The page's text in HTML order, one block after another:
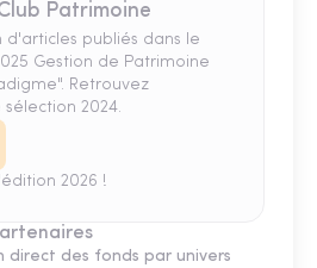
Patrimoine
d'articles publiés dans le
Gestion de Patrimoine
Retrouvez
2024.
2026 !
direct des fonds par univers